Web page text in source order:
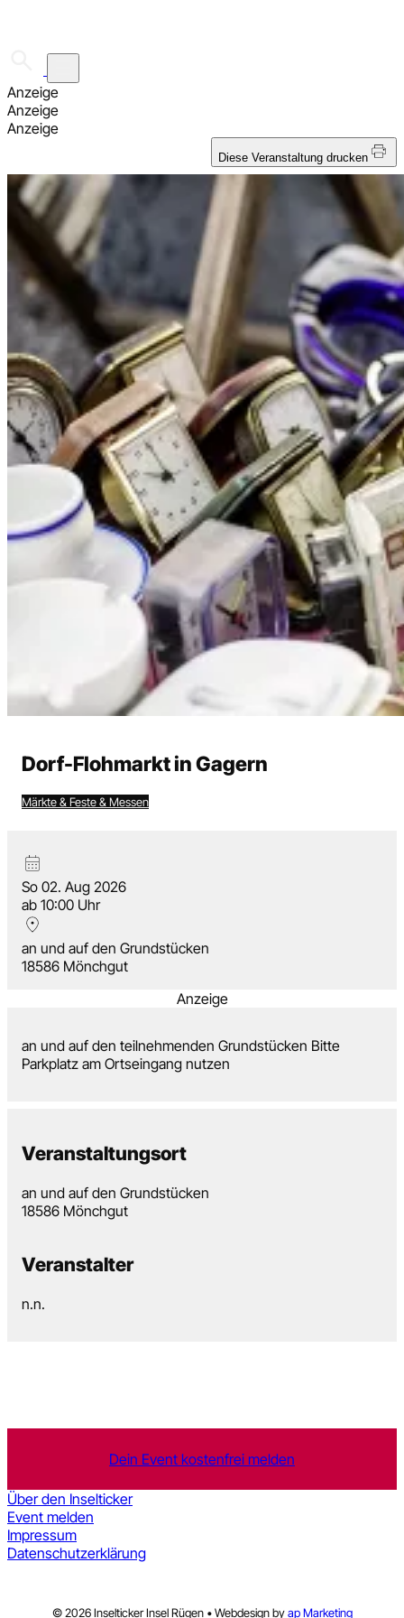
Heute
Wochenende
Alle
Suchen
Anzeige
Anzeige
Anzeige
Diese Veranstaltung drucken
Dorf-Flohmarkt in Gagern
Märkte & Feste & Messen
So 02. Aug 2026
ab 10:00 Uhr
an und auf den Grundstücken
18586 Mönchgut
Anzeige
an und auf den teilnehmenden Grundstücken Bitte
Parkplatz am Ortseingang nutzen
Veranstaltungsort
an und auf den Grundstücken
18586 Mönchgut
Veranstalter
n.n.
Dein Event kostenfrei melden
Über den Inselticker
Event melden
Impressum
Datenschutzerklärung
© 2026 Inselticker Insel Rügen • Webdesign byap Marketing